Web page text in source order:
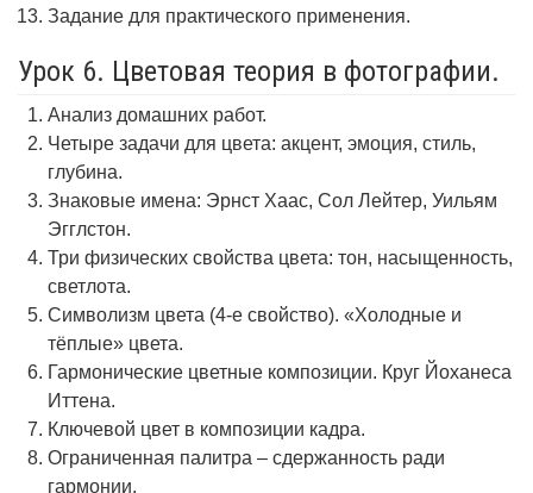
Задание для практического применения.
Урок 6. Цветовая теория в фотографии.
Анализ домашних работ.
Четыре задачи для цвета: акцент, эмоция, стиль,
глубина.
Знаковые имена: Эрнст Хаас, Сол Лейтер, Уильям
Эгглстон.
Три физических свойства цвета: тон, насыщенность,
светлота.
Символизм цвета (4-е свойство). «Холодные и
тёплые» цвета.
Гармонические цветные композиции. Круг Йоханеса
Иттена.
Ключевой цвет в композиции кадра.
Ограниченная палитра – сдержанность ради
гармонии.